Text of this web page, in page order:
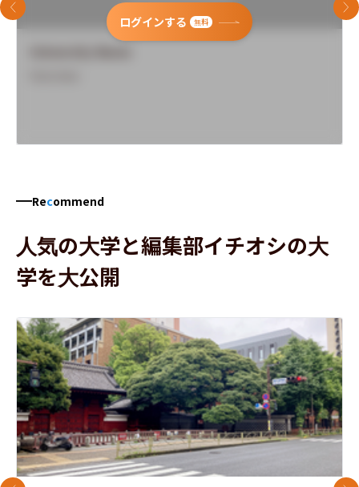
ログインする 無料
前のスライド 次
Recommend
人気の大学と編集部イチオシの大
学を大公開